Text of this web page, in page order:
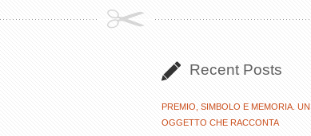
Recent Posts
PREMIO, SIMBOLO E MEMORIA. UN
OGGETTO CHE RACCONTA